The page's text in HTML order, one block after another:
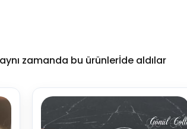
zamanda bu ürünlerİde aldılar